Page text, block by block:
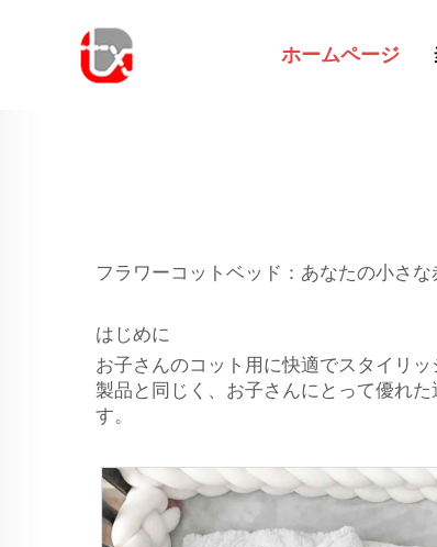
ホームページ
フラワーコットベッド：あなたの小さ
はじめに
お子さんのコット用に快適でスタイリ
製品と同じく、お子さんにとって優れた
す。